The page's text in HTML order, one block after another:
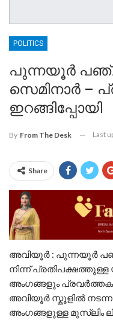
POLITICS
പുന്നയൂർ
സെമിനാർ –
ഇറങ്ങിപ്പോയി
By From The Desk Last
Share
അവിയൂർ : പുന്നയൂർ
നിന്ന്
അംഗങ്ങളും
അവിയൂർ സ്കൂളിൽ
അംഗങ്ങളുള്ള മുസ്ലിം